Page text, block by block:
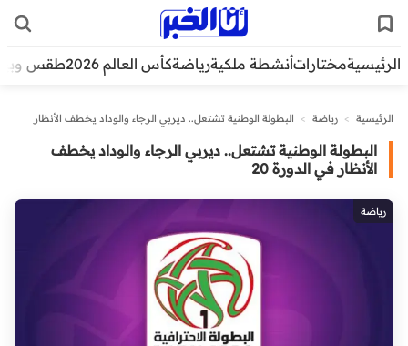
الرئيسيةمختاراتأنشطة ملكيةرياضةكأس العالم 2026 طقس
الرئيسية > رياضة >
البطولة الوطنية تشتعل.. ديربي الرجاء والوداد يخطف الأنظار
البطولة الوطنية تشتعل.. ديربي الرجاء والوداد يخطف
الأنظار في الدورة 20
رياضة